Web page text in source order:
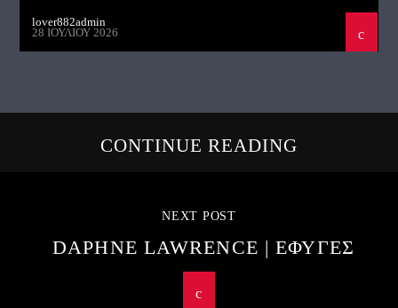
lover882admin
28 ΙΟΥΛΊΟΥ 2026
CONTINUE READING
NEXT POST
DAPHNE LAWRENCE | ΕΦΥΓΕΣ